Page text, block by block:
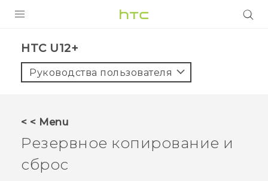
5G
VIVERSE
HTC U12+‎
Руководства пользователя
< < Menu
Резервное копирование и
сброс